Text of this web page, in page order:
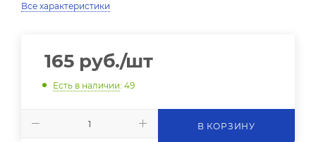
Все характеристики
165 руб./шт
Есть в наличии: 49
В КОРЗИНУ